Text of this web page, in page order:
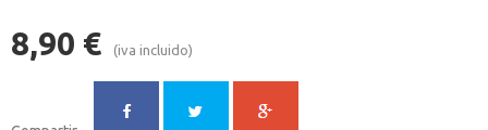
8,90 € (iva incluido)